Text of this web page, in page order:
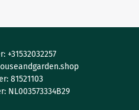
+31532032257
81521103
NL003573334B29